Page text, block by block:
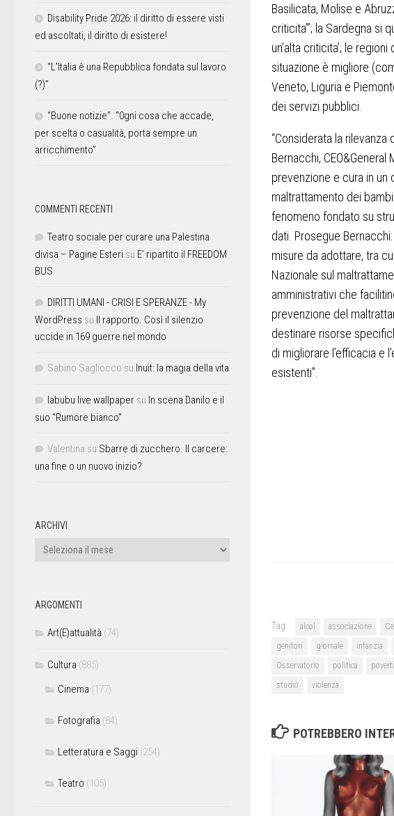
Basilicata, Molise e
criticita’”; la Sardegna si
un’alta criticita’; le
situazione è migliore
Veneto, Liguria e
dei servizi pubblici.
“Considerata la
Bernacchi,
prevenzione e cura in
maltrattamento dei
fenomeno fondato su
dati. Prosegue
misure da adottare, tra
Nazionale sul
amministrativi che
prevenzione del
destinare risorse
di migliorare l’efficacia e
esistenti”.
Tag: alcol associazione
genitori
giornale infanzia
Osservatorio
politica
studio
violenza
POTREBBERO
Disability Pride 2026: il diritto di essere visti
ed ascoltati, il diritto di esistere!
“L’Italia è una Repubblica fondata sul lavoro
(?)”
“Buone notizie”. “0gni cosa che accade,
per scelta o casualità, porta sempre un
arricchimento”
COMMENTI RECENTI
Teatro sociale per curare una Palestina
divisa – Pagine Esteri su E’ ripartito il FREEDOM
BUS
DIRITTI UMANI - CRISI E SPERANZE - My
WordPress su Il rapporto. Così il silenzio
uccide in 169 guerre nel mondo
Sabino Sagliocco su Inuit: la magia della vita
labubu live wallpaper su In scena Danilo e il
suo “Rumore bianco”
Valentina su Sbarre di zucchero. Il carcere:
una fine o un nuovo inizio?
ARCHIVI
ARGOMENTI
Art(E)attualità (74)
Cultura (885)
Cinema (177)
Fotografia (84)
Letteratura e Saggi (254)
Teatro (105)